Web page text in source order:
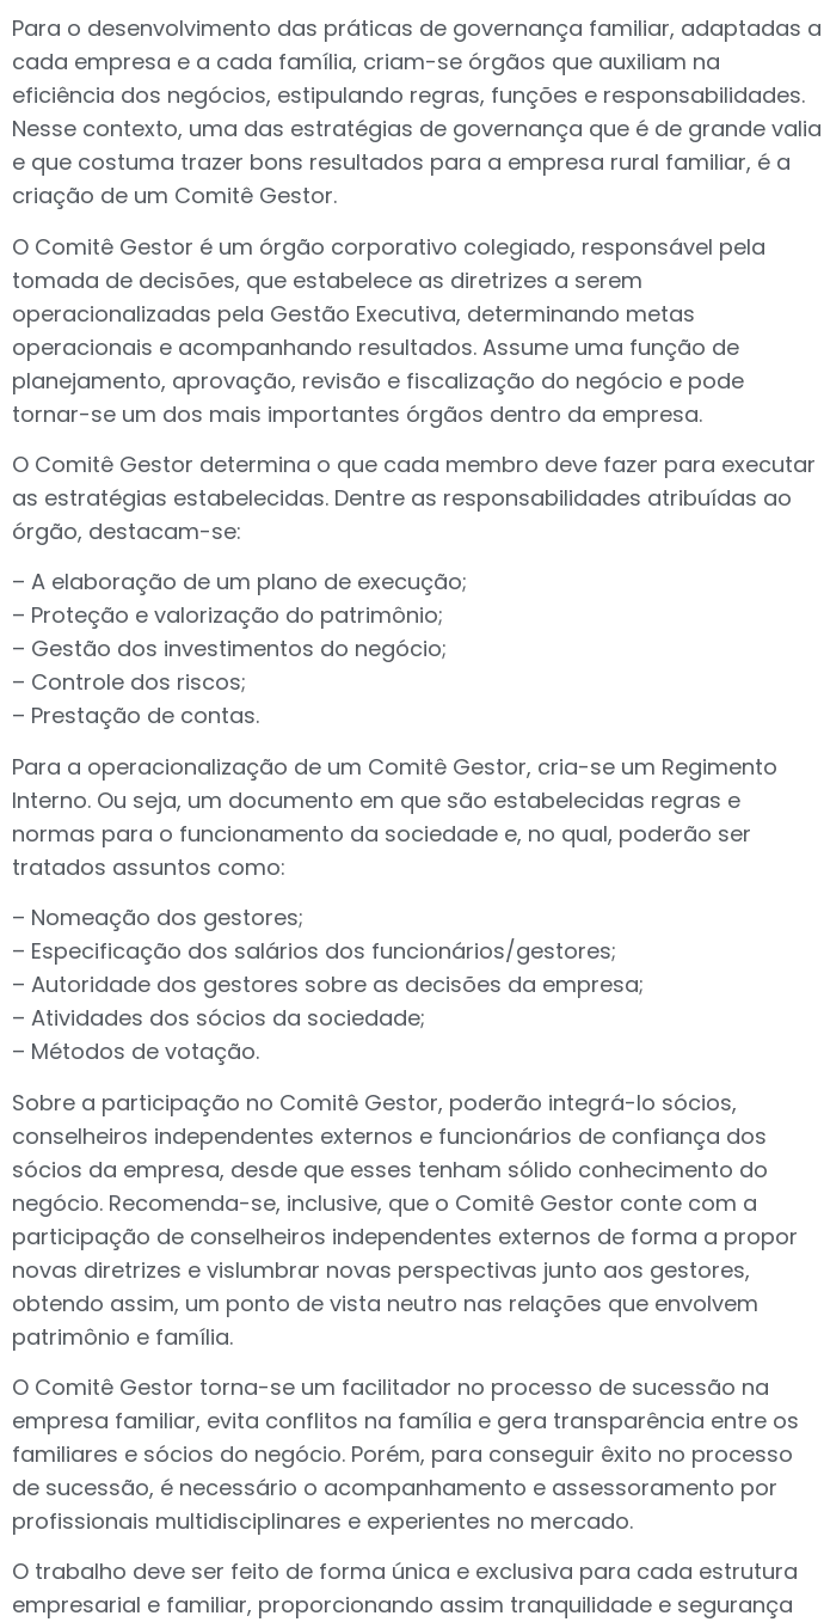
Para o desenvolvimento das práticas de governança familiar, adaptadas a
cada empresa e a cada família, criam-se órgãos que auxiliam na
eficiência dos negócios, estipulando regras, funções e responsabilidades.
Nesse contexto, uma das estratégias de governança que é de grande valia
e que costuma trazer bons resultados para a empresa rural familiar, é a
criação de um Comitê Gestor.
O Comitê Gestor é um órgão corporativo colegiado, responsável pela
tomada de decisões, que estabelece as diretrizes a serem
operacionalizadas pela Gestão Executiva, determinando metas
operacionais e acompanhando resultados. Assume uma função de
planejamento, aprovação, revisão e fiscalização do negócio e pode
tornar-se um dos mais importantes órgãos dentro da empresa.
O Comitê Gestor determina o que cada membro deve fazer para executar
as estratégias estabelecidas. Dentre as responsabilidades atribuídas ao
órgão, destacam-se:
– A elaboração de um plano de execução;
– Proteção e valorização do patrimônio;
– Gestão dos investimentos do negócio;
– Controle dos riscos;
– Prestação de contas.
Para a operacionalização de um Comitê Gestor, cria-se um Regimento
Interno. Ou seja, um documento em que são estabelecidas regras e
normas para o funcionamento da sociedade e, no qual, poderão ser
tratados assuntos como:
– Nomeação dos gestores;
– Especificação dos salários dos funcionários/gestores;
– Autoridade dos gestores sobre as decisões da empresa;
– Atividades dos sócios da sociedade;
– Métodos de votação.
Sobre a participação no Comitê Gestor, poderão integrá-lo sócios,
conselheiros independentes externos e funcionários de confiança dos
sócios da empresa, desde que esses tenham sólido conhecimento do
negócio. Recomenda-se, inclusive, que o Comitê Gestor conte com a
participação de conselheiros independentes externos de forma a propor
novas diretrizes e vislumbrar novas perspectivas junto aos gestores,
obtendo assim, um ponto de vista neutro nas relações que envolvem
patrimônio e família.
O Comitê Gestor torna-se um facilitador no processo de sucessão na
empresa familiar, evita conflitos na família e gera transparência entre os
familiares e sócios do negócio. Porém, para conseguir êxito no processo
de sucessão, é necessário o acompanhamento e assessoramento por
profissionais multidisciplinares e experientes no mercado.
O trabalho deve ser feito de forma única e exclusiva para cada estrutura
empresarial e familiar, proporcionando assim tranquilidade e segurança